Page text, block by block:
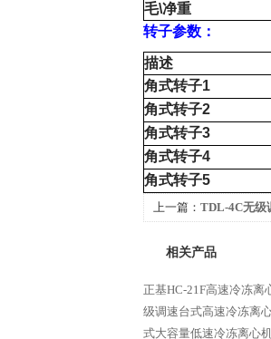
毛\净重
转子参数 ：
描述
角式转子1
角式转子2
角式转子3
角式转子4
角式转子5
上一篇： TDL-4C无级
相关产品
正基HC-21F高速冷冻离
级调速台式高速冷冻离
式大容量低速冷冻离心